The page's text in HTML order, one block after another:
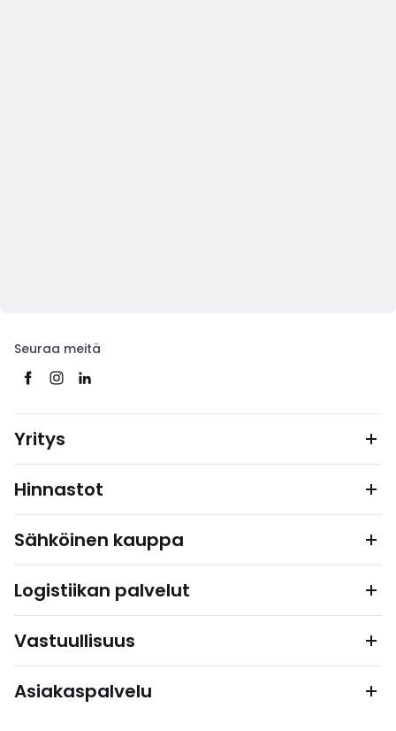
Seuraa meitä
Yritys
Hinnastot
Sähköinen kauppa
Logistiikan palvelut
Vastuullisuus
Asiakaspalvelu